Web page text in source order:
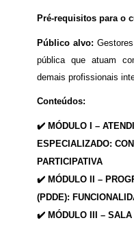
Pré-requisitos para o
Público alvo:
pública que atuam
demais profissionais
Conteúdos:
✔️ MÓDULO I –
ESPECIALIZADO:
PARTICIPATIVA
✔️ MÓDULO II –
(PDDE):
✔️ MÓDULO III – SALA